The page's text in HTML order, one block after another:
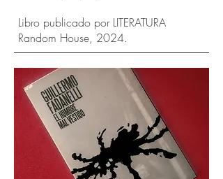
Libro publicado por LITERATURA
Random House, 2024.